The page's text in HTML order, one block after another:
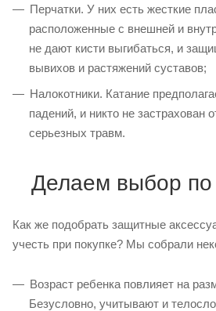
Перчатки. У них есть жесткие
расположенные с внешней и
не дают кисти выгибаться, и
вывихов и растяжений суставов;
Налокотники. Катание
падений, и никто не застрахован
серьезных травм.
Делаем выбор
Как же подобрать защитные
учесть при покупке? Мы собрали
Возраст ребенка повлияет на
Безусловно, учитывают и